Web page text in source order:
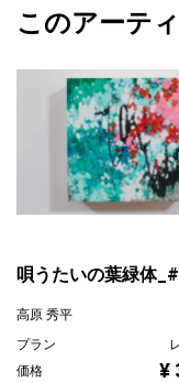
カラー
ホ
ジャンル
抽
配送目安
二
す。
また、この作品には天
しむことができます。
185mm * 185mm
油彩、パネルに石膏
高原 秀平
このアーテ
唄うたいの葉緑体
高原 秀平
プラン
価格
¥